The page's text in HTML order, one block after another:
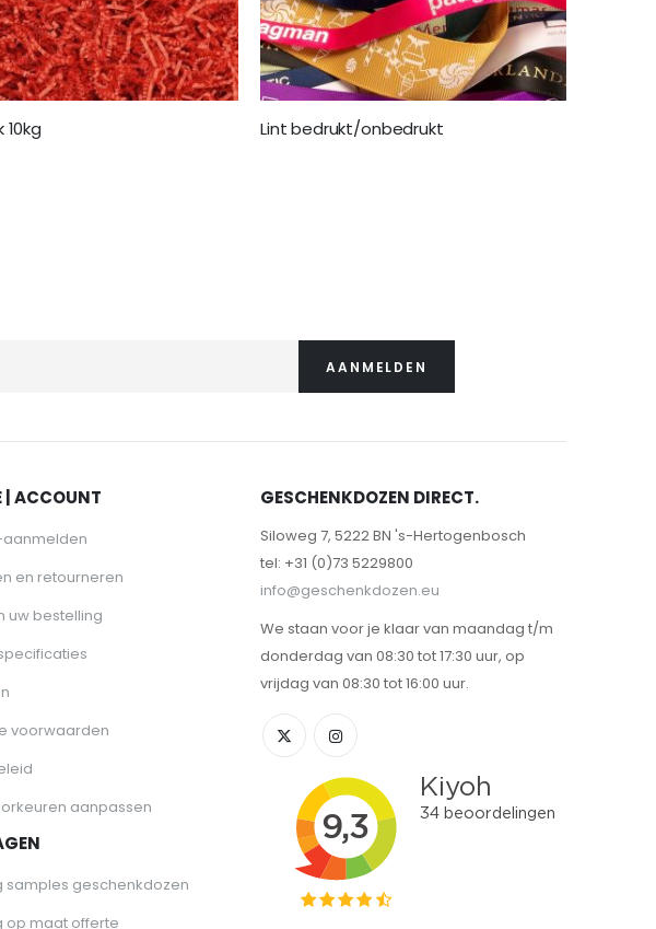
10kg Lint bedrukt/onbedrukt
AANMELDEN
| ACCOUNT
en retourneren
uw bestelling
voorwaarden
aanpassen
samples geschenkdozen
op maat offerte
GESCHENKDOZEN DIRECT.
Siloweg 7, 5222 BN 's-Hertogenbosch
tel: +31 (0)73 5229800
info@geschenkdozen.eu
We staan voor je klaar van maandag t/m
donderdag van 08:30 tot 17:30 uur, op
vrijdag van 08:30 tot 16:00 uur.